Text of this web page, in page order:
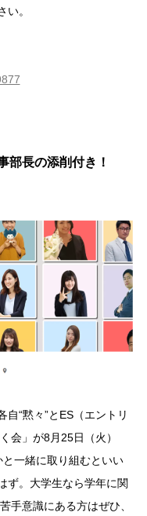
。
部長の添削付き！
“黙々”とES（エントリ
会」が8月25日（火）
一緒に取り組むといい
ず。大学生なら学年に関
手意識にある方はぜひ、